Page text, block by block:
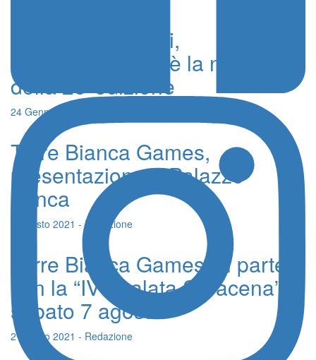
Rally dei Nebrodi,
Castell’Umberto è la new entry
della 26°edizione
24 Gennaio 2026 - Redazione
Torre Bianca Games,
presentazione a Palazzo
Zanca
4 Agosto 2021 - Redazione
Torre Bianca Games, si parte
con la “IV Scalata Saracena” di
sabato 7 agosto
2 Agosto 2021 - Redazione